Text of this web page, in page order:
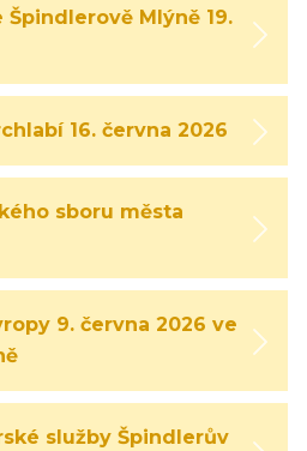
Mlýně 19.
16. června 2026
sboru města
9. června 2026 ve
služby Špindlerův